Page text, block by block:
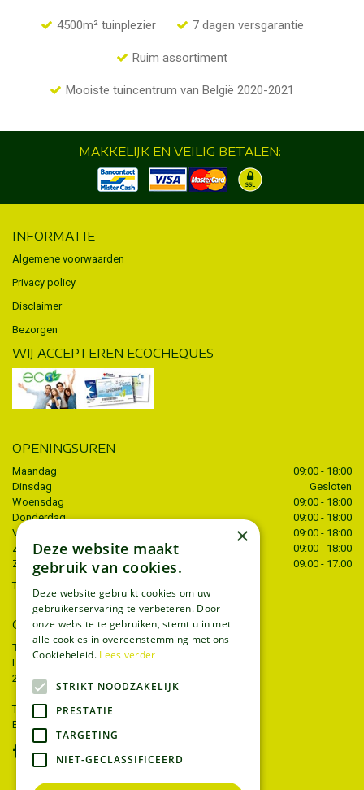
4500m² tuinplezier 7 dagen versgarantie
Ruim assortiment
Mooiste tuincentrum van België 2020-2021
MAKKELIJK EN VEILIG BETALEN:
INFORMATIE
Algemene voorwaarden
Privacy policy
Disclaimer
Bezorgen
WIJ ACCEPTEREN ECOCHEQUES
OPENINGSUREN
Maandag
09:00 - 18:00
Dinsdag
Gesloten
Woensdag
09:00 - 18:00
Donderdag
09:00 - 18:00
Vrijdag
09:00 - 18:00
Zaterdag
09:00 - 18:00
Zondag
09:00 - 17:00
Toon alle openingstijden
CONTACT
Tuincentrum Thiels
Liersesteenweg 68
2221 Heist-op-den-berg
T.
015 22 27 52
E.
×
Deze website maakt
gebruik van cookies.
Deze website gebruikt cookies om uw
gebruikerservaring te verbeteren. Door
onze website te gebruiken, stemt u in met
alle cookies in overeenstemming met ons
Cookiebeleid. Lees verder
STRIKT NOODZAKELIJK
PRESTATIE
TARGETING
NIET-GECLASSIFICEERD